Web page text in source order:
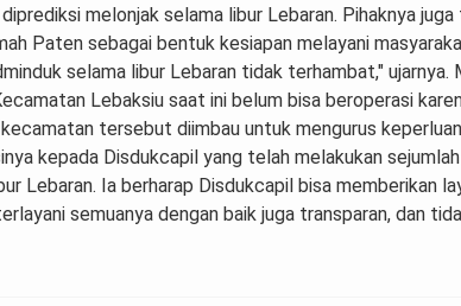
melonjak selama libur Lebaran. Pihaknya
Paten sebagai bentuk kesiapan melayani
selama libur Lebaran tidak terhambat," ujarnya.
Lebaksiu saat ini belum bisa beroperasi
tersebut diimbau untuk mengurus
kepada Disdukcapil yang telah melakukan
Lebaran. Ia berharap Disdukcapil bisa memberikan
semuanya dengan baik juga transparan, dan